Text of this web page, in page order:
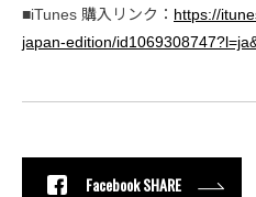
■iTunes 購入リンク： https://
japan-edition/
Facebook SHARE